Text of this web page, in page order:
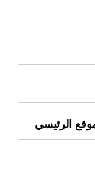
الرئيسي